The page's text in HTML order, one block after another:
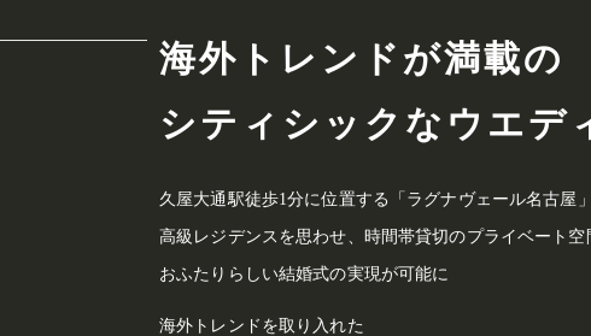
海外トレンドが満載の
シティシックな ウエデ
久屋大通駅徒歩1分に位置する 「ラグナヴェール名古屋
高級レジデンスを思わせ、 時間帯貸切のプライベート空
おふたりらしい結婚式の実現が可能に
海外トレンドを取り入れた